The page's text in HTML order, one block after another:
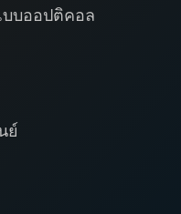
บออปติคอล
ย์